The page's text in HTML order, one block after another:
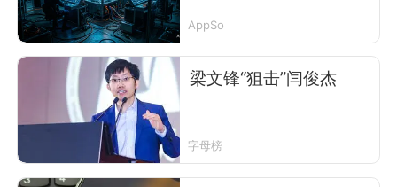
AppSo
梁文锋“狙击”闫俊杰
字母榜